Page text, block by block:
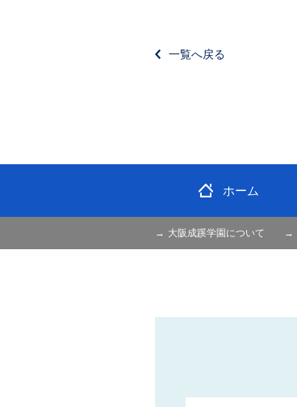
一覧へ戻る
ホーム
大阪成蹊学園について